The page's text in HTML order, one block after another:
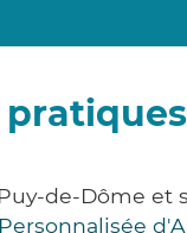
de-Dôme et